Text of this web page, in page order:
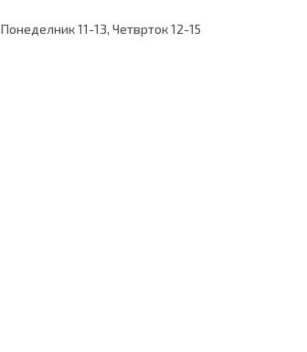
Понеделник 11-13, Четврток 12-15